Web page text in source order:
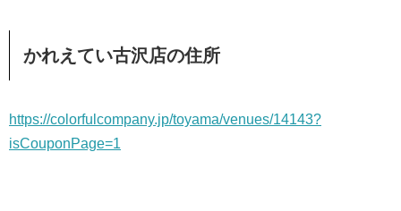
かれえてい古沢店の住所
https://colorfulcompany.jp/toyama/venues/14143?
isCouponPage=1